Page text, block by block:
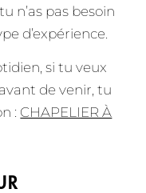
n’as pas besoin
d’expérience.
si tu veux
de venir, tu
: CHAPELIER À